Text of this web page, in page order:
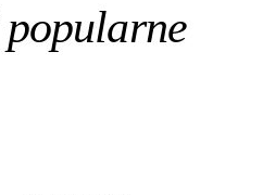
popularne